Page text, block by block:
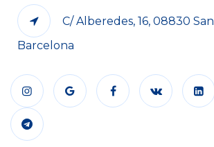
C/ Alberedes, 16, 08830
Barcelona